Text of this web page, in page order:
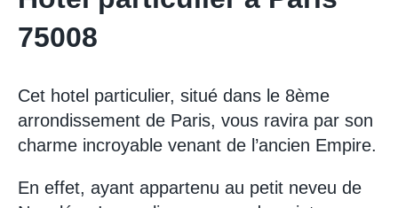
75008
Cet hotel particulier, situé dans le 8ème
arrondissement de Paris, vous ravira par son
charme incroyable venant de l’ancien Empire.
En effet, ayant appartenu au petit neveu de